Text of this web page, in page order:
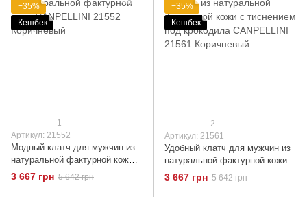
−35%
Кешбек
1
Артикул: 21552
Модный клатч для мужчин из
натуральной фактурной кожи
CANPELLINI 21552
Коричневый
3 667 грн 5 642 грн
−35%
Кешбек
2
Артикул: 21561
Удобный клатч для мужчин из
натуральной фактурной кожи с
тиснением под крокодила
CANPELLINI 21561 Коричневый
3 667 грн 5 642 грн